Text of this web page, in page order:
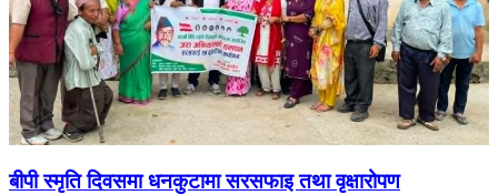
बीपी स्मृति दिवसमा धनकुटामा सरसफाइ तथा वृक्षारोपण